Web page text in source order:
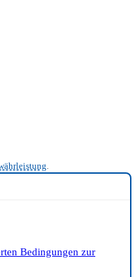
Bedingungen zur